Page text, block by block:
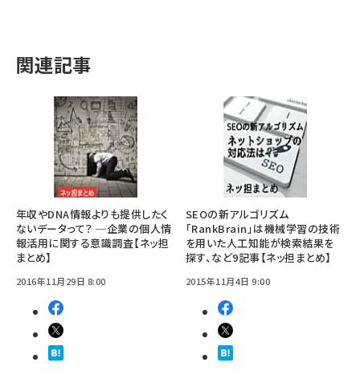
関連記事
年収やDNA情報よりも提供したく
ないデータって？ ─企業の個人情
報活用に関する意識調査【ネッ担
まとめ】
2016年11月29日 8:00
SEOの新アルゴリズム
「RankBrain」は機械学習の技術
を用いた人工知能が検索結果を
探す、など9記事【ネッ担まとめ】
2015年11月4日 9:00